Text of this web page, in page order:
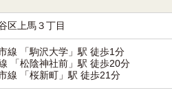
区 上馬３丁目
線 「駒沢大学」駅 徒歩1分
「松陰神社前」駅 徒歩20分
線
「桜新町」駅 徒歩21分